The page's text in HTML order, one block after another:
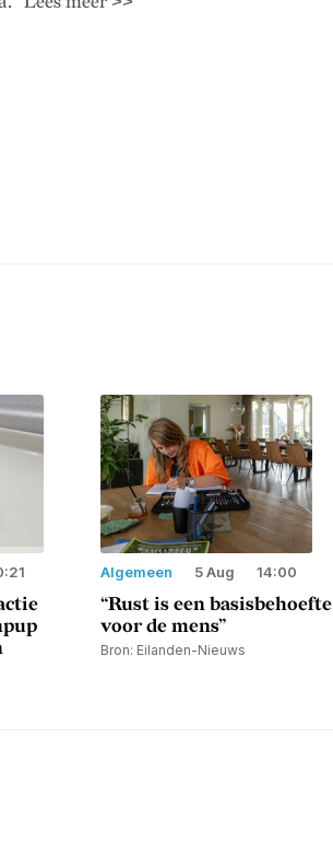
Algemeen 5 Aug 14:00
“Rust is een basisbehoefte
voor de mens”
Bron: Eilanden-Nieuws